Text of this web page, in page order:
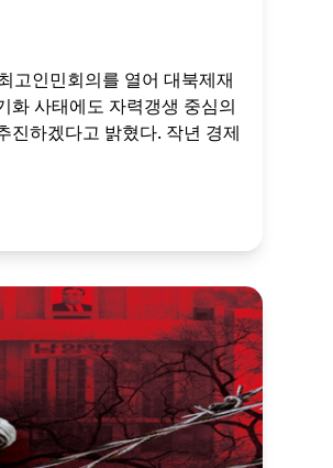
고인민회의를 열어 대북제재
화 사태에도 자력갱생 중심의
진하겠다고 밝혔다. 작년 경제